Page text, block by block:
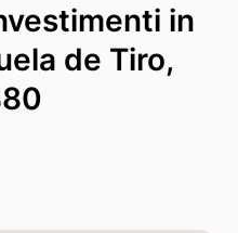
in
de Tiro,